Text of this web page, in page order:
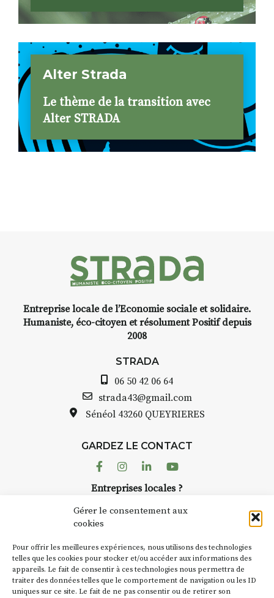
Gérer le consentement aux
cookies
Pour offrir les meilleures expériences, nous utilisons des technologies
telles que les cookies pour stocker et/ou accéder aux informations des
appareils. Le fait de consentir à ces technologies nous permettra de
traiter des données telles que le comportement de navigation ou les ID
uniques sur ce site. Le fait de ne pas consentir ou de retirer son
Alter Strada
Le thème de la transition avec
Alter STRADA
Entreprise locale de l’Economie sociale et solidaire.
Humaniste, éco-citoyen et résolument Positif depuis
2008
STRADA
06 50 42 06 64
strada43@gmail.com
Sénéol 43260 QUEYRIERES
GARDEZ LE CONTACT
FacebookInstagram
LinkedinYoutube
Entreprises locales ?
Suivez toute l'actu de Strada